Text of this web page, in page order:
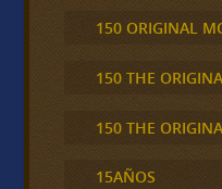
150 ORIGINAL
150 THE
150 THE
15AÑOS